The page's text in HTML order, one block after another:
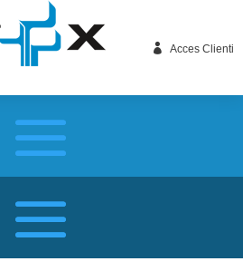
 Acces Clienti